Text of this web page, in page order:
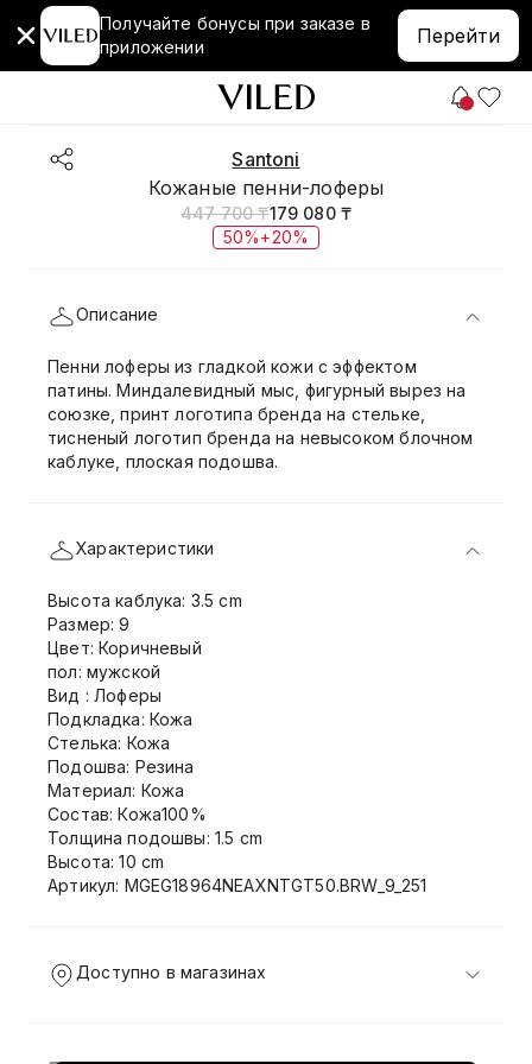
Получайте бонусы при заказе в
приложении
Перейти
Santoni
Кожаные пенни-лоферы
447 700 ₸179 080 ₸
50%+20%
Описание
Пенни лоферы из гладкой кожи с эффектом
патины. Миндалевидный мыс, фигурный вырез на
союзке, принт логотипа бренда на стельке,
тисненый логотип бренда на невысоком блочном
каблуке, плоская подошва.
Характеристики
Высота каблука: 3.5 cm
Размер: 9
Цвет: Коричневый
пол: мужской
Вид : Лоферы
Подкладка: Кожа
Стелька: Кожа
Подошва: Резина
Материал: Кожа
Состав: Кожа100%
Толщина подошвы: 1.5 cm
Высота: 10 cm
Артикул: MGEG18964NEAXNTGT50.BRW_9_251
Доступно в магазинах